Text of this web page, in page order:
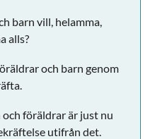
barn vill, helamma,
alls?
och barn genom
föräldrar är just nu
utifrån det.